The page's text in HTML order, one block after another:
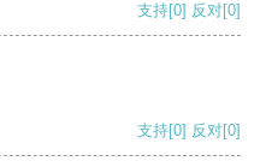
支持[0] 反对[0]
支持[0] 反对[0]